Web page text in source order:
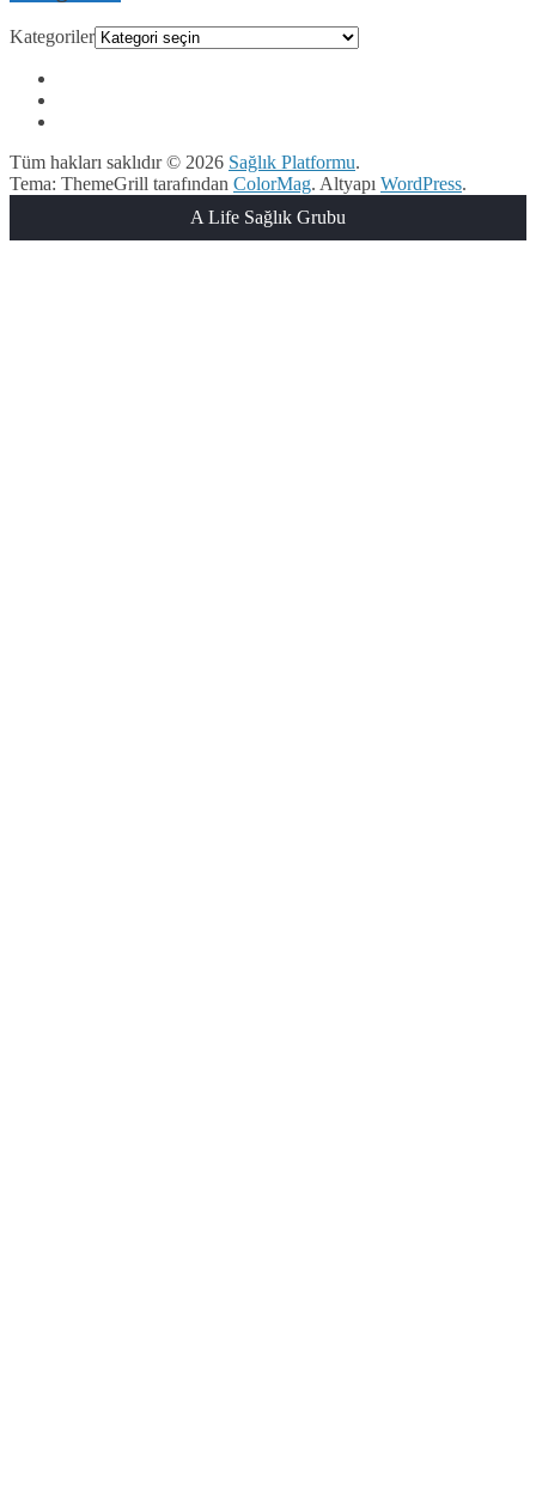
Kategoriler
Tüm hakları saklıdır © 2026 Sağlık Platformu.
Tema: ThemeGrill tarafından ColorMag. Altyapı WordPress.
A Life Sağlık Grubu